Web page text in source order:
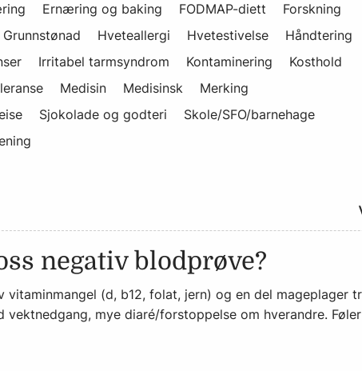
Ernæring og baking FODMAP-diett
Forskning
Grunnstønad Hveteallergi Hvetestivelse
Håndtering
Irritabel tarmsyndrom Kontaminering
Kosthold
Medisin Medisinsk
Merking
Sjokolade og godteri
Skole/SFO/barnehage
negativ blodprøve?
(d, b12, folat, jern) og en del mageplager
mye diaré/forstoppelse om hverandre.